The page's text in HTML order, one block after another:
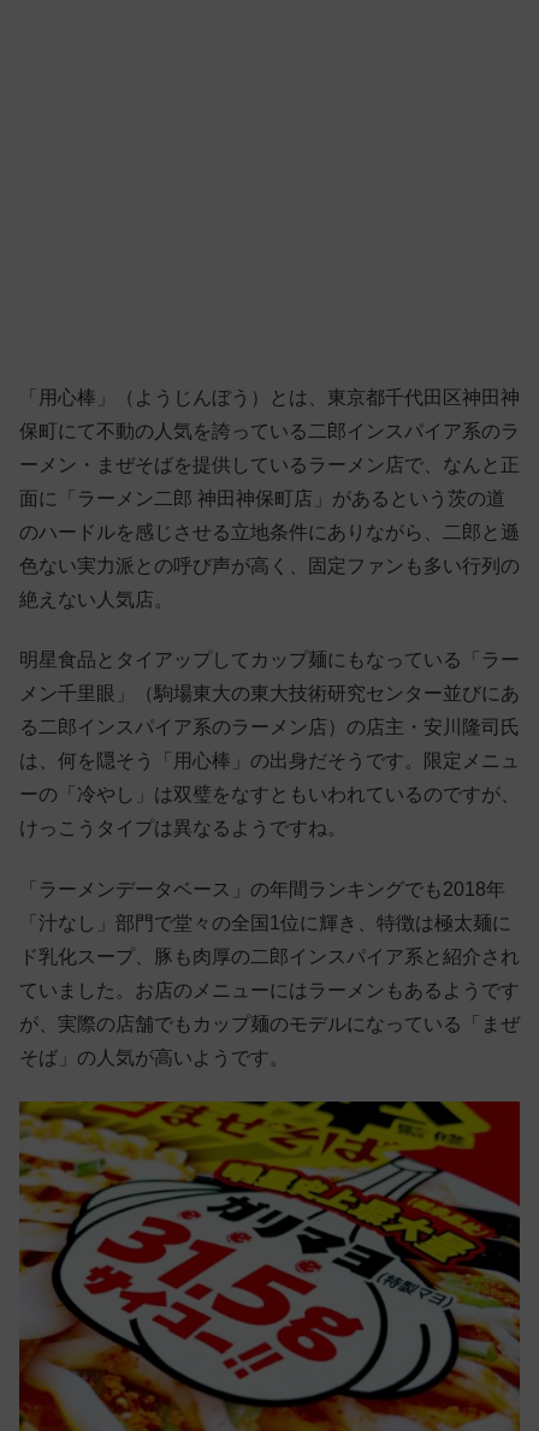
「用心棒」（ようじんぼう）とは、東京都千代田区神田神
保町にて不動の人気を誇っている二郎インスパイア系のラ
ーメン・まぜそばを提供しているラーメン店で、なんと正
面に「ラーメン二郎 神田神保町店」があるという茨の道
のハードルを感じさせる立地条件にありながら、二郎と遜
色ない実力派との呼び声が高く、固定ファンも多い行列の
絶えない人気店。
明星食品とタイアップしてカップ麺にもなっている「ラー
メン千里眼」（駒場東大の東大技術研究センター並びにあ
る二郎インスパイア系のラーメン店）の店主・安川隆司氏
は、何を隠そう「用心棒」の出身だそうです。限定メニュ
ーの「冷やし」は双璧をなすともいわれているのですが、
けっこうタイプは異なるようですね。
「ラーメンデータベース」の年間ランキングでも2018年
「汁なし」部門で堂々の全国1位に輝き、特徴は極太麺に
ド乳化スープ、豚も肉厚の二郎インスパイア系と紹介され
ていました。お店のメニューにはラーメンもあるようです
が、実際の店舗でもカップ麺のモデルになっている「まぜ
そば」の人気が高いようです。